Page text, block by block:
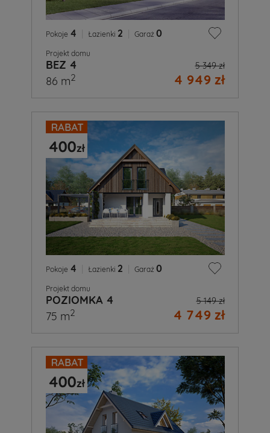
Pokoje 4 Łazienki 2 Garaż 0
Projekt domu
BEZ 4 5 349 zł
4 949 zł
86 m2
Pokoje 4 Łazienki 2 Garaż 0
Projekt domu
POZIOMKA 4 5 149 zł
4 749 zł
75 m2